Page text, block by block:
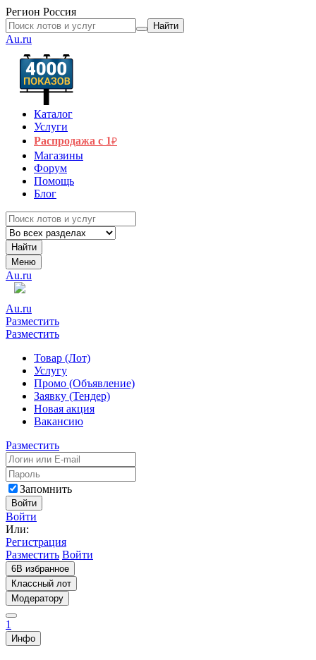
Регион Россия
Найти
Au.ru
Каталог
Услуги
Распродажа с 1₽
Магазины
Форум
Помощь
Блог
Найти
Меню
Au.ru
Au.ru
Разместить
Разместить
Товар (Лот)
Услугу
Промо (Объявление)
Заявку (Тендер)
Новая акция
Вакансию
Разместить
Запомнить
Войти
Войти
Или:
Регистрация
Разместить Войти
6В избранное
Классный лот
Модератору
1
Инфо